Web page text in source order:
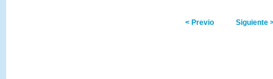
< Previo Siguiente